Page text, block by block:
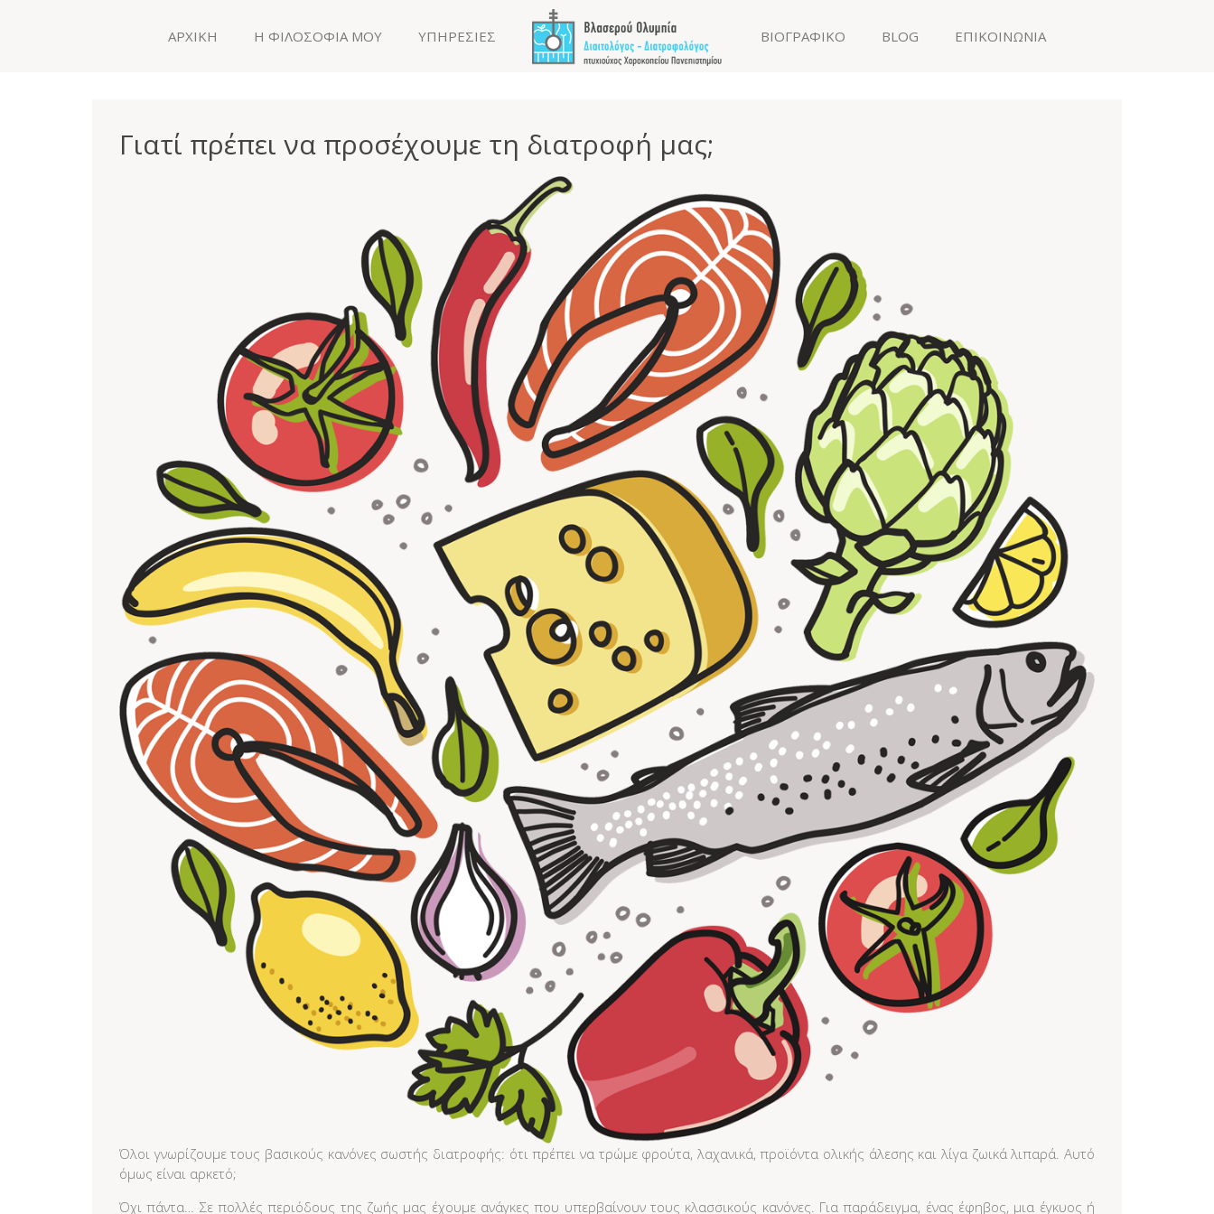
ΑΡΧΙΚΗ Η ΦΙΛΟΣΟΦΙΑ ΜΟΥ ΥΠΗΡΕΣΙΕΣ ΒΙΟΓΡΑΦΙΚΟ BLOG ΕΠΙΚΟΙΝΩΝΙΑ
Γιατί πρέπει να προσέχουμε τη διατροφή μας;
Όλοι γνωρίζουμε τους βασικούς κανόνες σωστής διατροφής: ότι πρέπει να τρώμε φρούτα, λαχανικά, προϊόντα ολικής άλεσης και λίγα ζωικά λιπαρά. Αυτό
όμως είναι αρκετό;
Όχι πάντα… Σε πολλές περιόδους της ζωής μας έχουμε ανάγκες που υπερβαίνουν τους κλασσικούς κανόνες. Για παράδειγμα, ένας έφηβος, μια έγκυος ή